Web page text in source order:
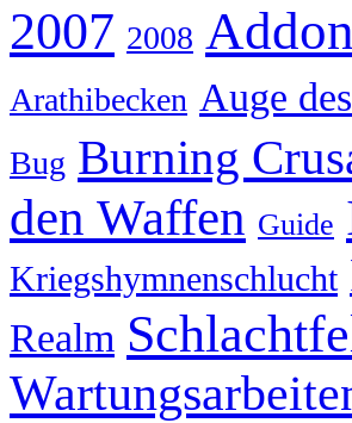
2007 2008 Addon
Arathibecken Auge
Bug Burning
den Waffen Guide
Kriegshymnenschlucht
Realm